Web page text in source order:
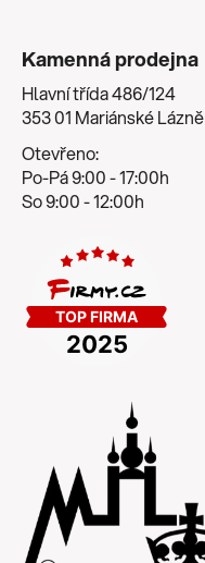
Kamenná prodejna
Hlavní třída 486/124
353 01 Mariánské Lázně
Otevřeno:
Po-Pá 9:00 - 17:00h
So 9:00 - 12:00h